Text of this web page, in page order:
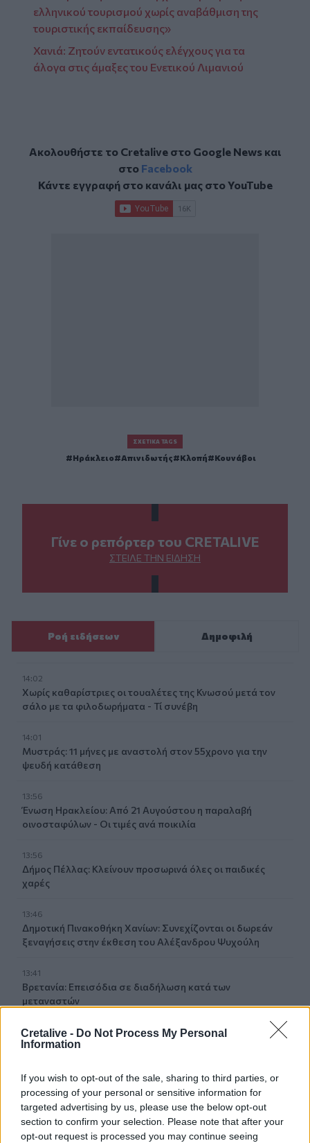
Cretalive - Do Not Process My Personal
Information
If you wish to opt-out of the sale, sharing to third parties, or
processing of your personal or sensitive information for
targeted advertising by us, please use the below opt-out
section to confirm your selection. Please note that after your
opt-out request is processed you may continue seeing
ελληνικού τουρισμού χωρίς αναβάθμιση της
τουριστικής εκπαίδευσης»
Χανιά: Ζητούν εντατικούς ελέγχους για τα
άλογα στις άμαξες του Ενετικού Λιμανιού
Ακολουθήστε το Cretalive στο Google Newsκαι
στο Facebook
Κάντε εγγραφή στο κανάλι μας στοYouTube
ΣΧΕΤΙΚΆ TAGS
Ηράκλειο Απινιδωτής Κλοπή Κουνάβοι
Γίνε ο ρεπόρτερ του CRETALIVE
ΣΤΕΊΛΕ ΤΗΝ ΕΊΔΗΣΗ
Ροή ειδήσεων Δημοφιλή
14:02
Χωρίς καθαρίστριες οι τουαλέτες της Κνωσού μετά τον
σάλο με τα φιλοδωρήματα - Τί συνέβη
14:01
Μυστράς: 11 μήνες με αναστολή στον 55χρονο για την
ψευδή κατάθεση
13:56
Ένωση Ηρακλείου: Από 21 Αυγούστου η παραλαβή
οινοσταφύλων - Οι τιμές ανά ποικιλία
13:56
Δήμος Πέλλας: Κλείνουν προσωρινά όλες οι παιδικές
χαρές
13:46
Δημοτική Πινακοθήκη Χανίων: Συνεχίζονται οι δωρεάν
ξεναγήσεις στην έκθεση του Αλέξανδρου Ψυχούλη
13:41
Βρετανία: Επεισόδια σε διαδήλωση κατά των
μεταναστών
13:35
Ηράκλειο: Οι παραστάσεις στα Κηποθέατρα τη Δευτέρα
13:30
Νέο πρόστιμο $567 εκατ. στη Meta για βλάβες στην
ψυχική υγεία των παιδιών